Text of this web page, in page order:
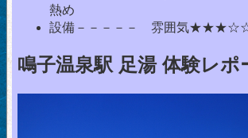
熱め
設備－－－－－ 雰囲気
鳴子温泉駅 足湯 体験レポ